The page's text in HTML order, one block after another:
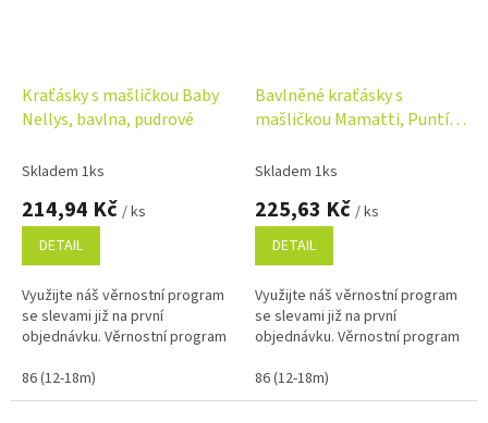
Kraťásky s mašličkou Baby
Nellys, bavlna, pudrové
Skladem 1ks
214,94 Kč / ks
DETAIL
Využijte náš věrnostní program
se slevami již na první
objednávku. Věrnostní program
86 (12-18m)
Bavlněné kraťásky s
mašličkou Mamatti, Puntík,
Skladem 1ks
225,63 Kč / ks
DETAIL
Využijte náš věrnostní program
se slevami již na první
objednávku. Věrnostní program
86 (12-18m)